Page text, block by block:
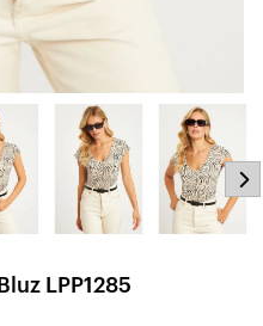
LPP1285